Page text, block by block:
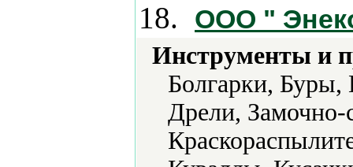
18. OOO "
Инструменты и
Болгарки,
Дрели,